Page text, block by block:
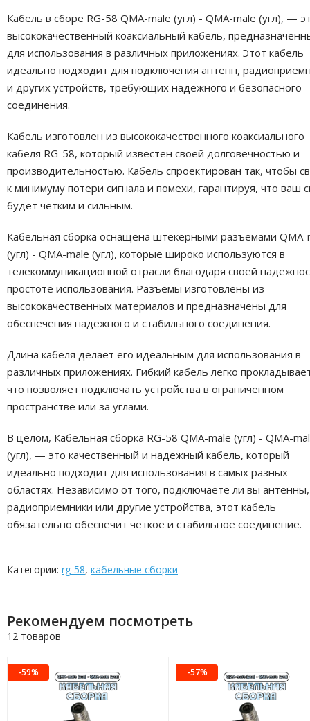
Кабель в сборе RG-58 QMA-male (угл) - QMA-male (угл), —
высококачественный коаксиальный кабель,
для использования в различных приложениях. Этот кабель
идеально подходит для подключения антенн,
и других устройств, требующих надежного и безопасного
соединения.
Кабель изготовлен из высококачественного коаксиального
кабеля RG-58, который известен своей долговечностью и
производительностью. Кабель спроектирован так, чтобы
к минимуму потери сигнала и помехи, гарантируя, что ваш
будет четким и сильным.
Кабельная сборка оснащена штекерными разъемами QMA-
(угл) - QMA-male (угл), которые широко используются в
телекоммуникационной отрасли благодаря своей
простоте использования. Разъемы изготовлены из
высококачественных материалов и предназначены для
обеспечения надежного и стабильного соединения.
Длина кабеля делает его идеальным для использования в
различных приложениях. Гибкий кабель легко
что позволяет подключать устройства в ограниченном
пространстве или за углами.
В целом, Кабельная сборка RG-58 QMA-male (угл) - QMA-
(угл), — это качественный и надежный кабель, который
идеально подходит для использования в самых разных
областях. Независимо от того, подключаете ли вы антенны,
радиоприемники или другие устройства, этот кабель
обязательно обеспечит четкое и стабильное соединение.
Категории: rg-58, кабельные сборки
Рекомендуем посмотреть
12 товаров
-59% -57%